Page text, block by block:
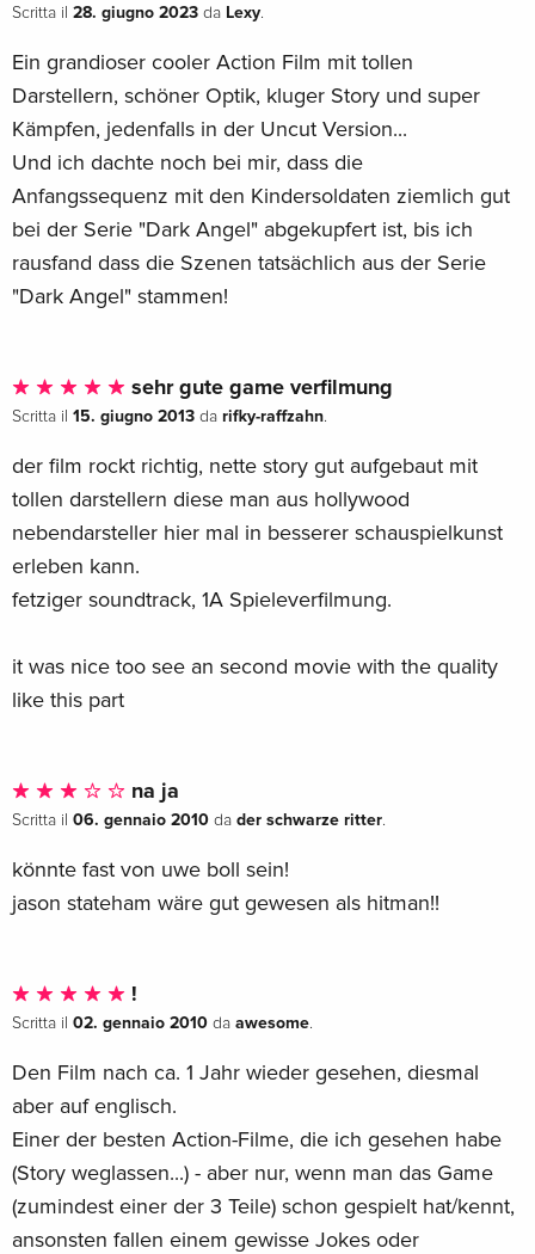
Scritta il 28. giugno 2023 da Lexy.
Ein grandioser cooler Action Film mit tollen
Darstellern, schöner Optik, kluger Story und super
Kämpfen, jedenfalls in der Uncut Version...
Und ich dachte noch bei mir, dass die
Anfangssequenz mit den Kindersoldaten ziemlich gut
bei der Serie "Dark Angel" abgekupfert ist, bis ich
rausfand dass die Szenen tatsächlich aus der Serie
"Dark Angel" stammen!
sehr gute game verfilmung
Scritta il 15. giugno 2013 da rifky-raffzahn.
der film rockt richtig, nette story gut aufgebaut mit
tollen darstellern diese man aus hollywood
nebendarsteller hier mal in besserer schauspielkunst
erleben kann.
fetziger soundtrack, 1A Spieleverfilmung.
it was nice too see an second movie with the quality
like this part
na ja
Scritta il 06. gennaio 2010 da der schwarze ritter.
könnte fast von uwe boll sein!
jason stateham wäre gut gewesen als hitman!!
!
Scritta il 02. gennaio 2010 da awesome.
Den Film nach ca. 1 Jahr wieder gesehen, diesmal
aber auf englisch.
Einer der besten Action-Filme, die ich gesehen habe
(Story weglassen...) - aber nur, wenn man das Game
(zumindest einer der 3 Teile) schon gespielt hat/kennt,
ansonsten fallen einem gewisse Jokes oder